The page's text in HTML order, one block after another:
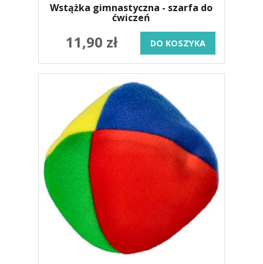
Wstążka gimnastyczna - szarfa do
ćwiczeń
11,90 zł DO KOSZYKA